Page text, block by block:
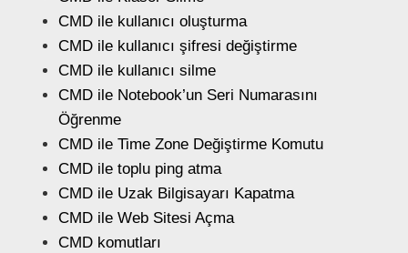
CMD ile kullanıcı oluşturma
CMD ile kullanıcı şifresi değiştirme
CMD ile kullanıcı silme
CMD ile Notebook’un Seri Numarasını
Öğrenme
CMD ile Time Zone Değiştirme Komutu
CMD ile toplu ping atma
CMD ile Uzak Bilgisayarı Kapatma
CMD ile Web Sitesi Açma
CMD komutları